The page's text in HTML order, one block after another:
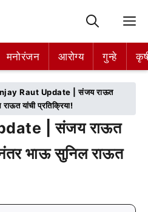
मनोरंजन आरोग्य गुन्हे
मनोरंजन आरोग्य गुन्हे
Raut Update | संजय राऊत
यांची प्रतिक्रिया!
| संजय राऊत
भाऊ सुनिल राऊत